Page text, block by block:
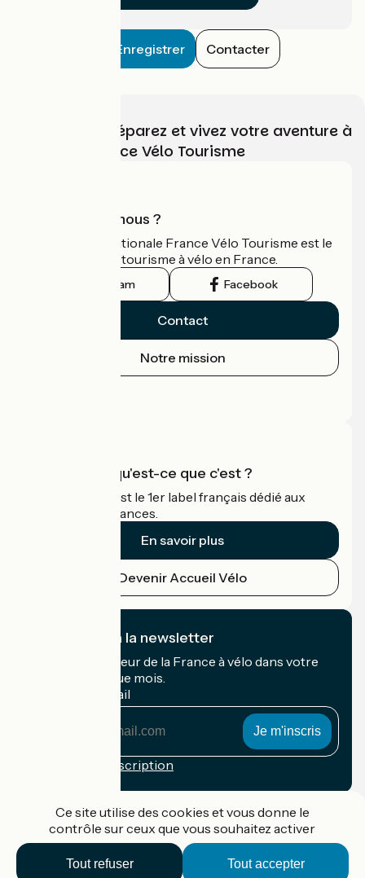
Enregistrer Contacter
Choisissez, préparez et vivez votre aventure à
vélo avec France Vélo Tourisme
Qui sommes-nous ?
L'association nationale France Vélo Tourisme est le
guide officiel du tourisme à vélo en France.
Instagram Facebook
Contact
Notre mission
Accueil Vélo qu'est-ce que c'est ?
Accueil Vélo c'est le 1er label français dédié aux
cyclistes en vacances.
En savoir plus
Devenir Accueil Vélo
Je m'abonne à la newsletter
Recevez le meilleur de la France à vélo dans votre
boîte mail chaque mois.
Mon adresse mail
Conditions d'inscription
Ce site utilise des cookies et vous donne le
contrôle sur ceux que vous souhaitez activer
Tout accepter
Tout refuser